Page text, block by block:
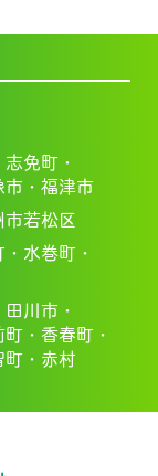
志免町・
市・福津市
若松区
水巻町・
田川市・
町・香春町・
・ 赤村